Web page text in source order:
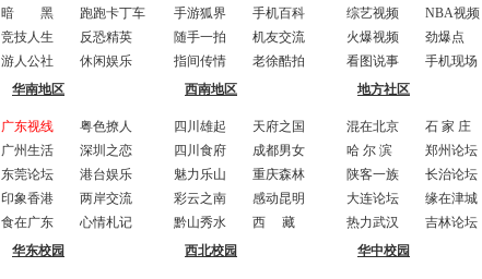
暗 黑
跑跑卡丁车
竞技人生
反恐精英
游人公社
休闲娱乐
手游狐界
手机百科
随手一拍
机友交流
指间传情
老徐酷拍
综艺视频
NBA视频
火爆视频
劲爆点
看图说事
手机现场
华南地区
广东视线
粤色撩人
广州生活
深圳之恋
东莞论坛
港台娱乐
印象香港
两岸交流
食在广东
心情札记
西南地区
四川雄起
天府之国
四川食府
成都男女
魅力乐山
重庆森林
彩云之南
感动昆明
黔山秀水
西 藏
地方社区
混在北京
石 家 庄
哈 尔 滨
郑州论坛
陕客一族
长治论坛
大连论坛
缘在津城
热力武汉
吉林论坛
华东校园 西北校园 华中校园